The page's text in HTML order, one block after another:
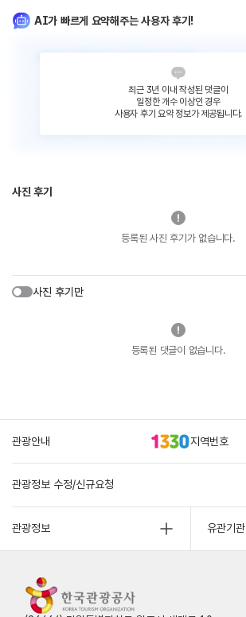
AI가 빠르게 요약해주는 사용자 후기!
최근 3년 이내 작성된 댓글이
일정한 개수 이상인 경우
사용자 후기 요약 정보가 제공됩니다.
사진 후기
등록된 사진 후기가 없습니다.
사진 후기만
등록된 댓글이 없습니다.
관광안내 지역번호
관광정보 수정/신규요청
관광정보 유관기관